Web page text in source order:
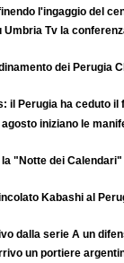
l'ingaggio del
Umbria Tv la
dei Perugia
il Perugia ha ceduto il
iniziano le
"Notte dei
Kabashi al
dalla serie A un
un portiere